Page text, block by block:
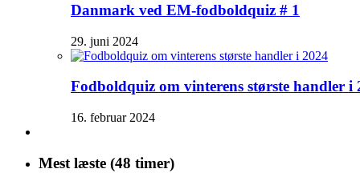
Danmark ved EM-fodboldquiz # 1
29. juni 2024
Fodboldquiz om vinterens største handler i
16. februar 2024
Mest læste (48 timer)